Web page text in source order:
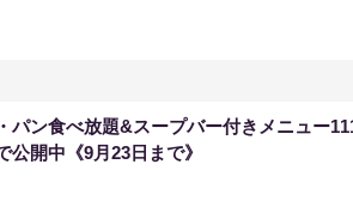
パン食べ放題&スープバー付きメニュー
開中《9月23日まで》